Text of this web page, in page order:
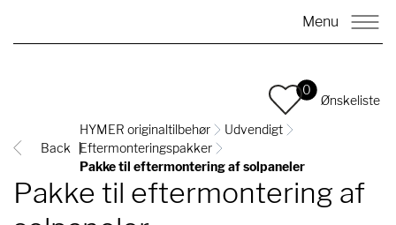
Menu
0
Ønskeliste
Back
HYMER originaltilbehør
Udvendigt
Eftermonteringspakker
Pakke til eftermontering af solpaneler
Pakke til eftermontering af